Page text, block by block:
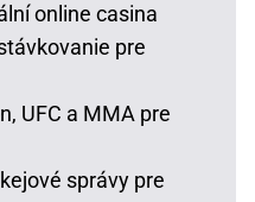
online casina
pre
UFC a MMA pre
správy pre